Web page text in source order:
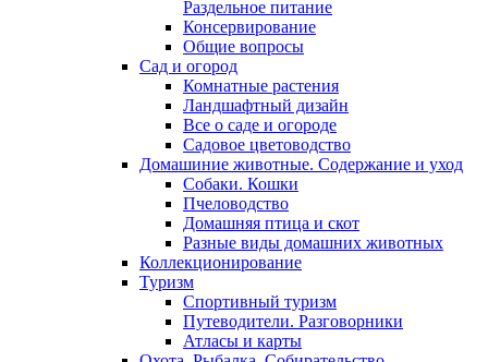
Раздельное питание
Консервирование
Общие вопросы
Сад и огород
Комнатные растения
Ландшафтный дизайн
Все о саде и огороде
Садовое цветоводство
Домашиние животные. Содержание и уход
Собаки. Кошки
Пчеловодство
Домашняя птица и скот
Разные виды домашних животных
Коллекционирование
Туризм
Спортивный туризм
Путеводители. Разговорники
Атласы и карты